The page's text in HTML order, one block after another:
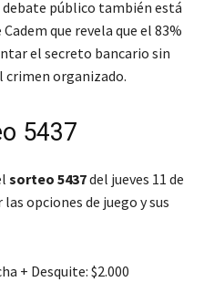
debate público también está
que revela que el 83%
el secreto bancario sin
crimen organizado.
5437
sorteo 5437del jueves 11 de
opciones de juego y sus
+ Desquite: $2.000